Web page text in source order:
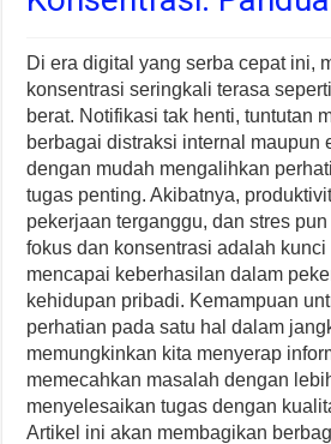
Di era digital yang serba cepat ini,
konsentrasi seringkali terasa
berat. Notifikasi tak henti, tuntutan
berbagai distraksi internal maupun
dengan mudah mengalihkan
tugas penting. Akibatnya,
pekerjaan terganggu, dan stres
fokus dan konsentrasi adalah kunci
mencapai keberhasilan dalam
kehidupan pribadi. Kemampuan
perhatian pada satu hal dalam
memungkinkan kita menyerap
memecahkan masalah dengan
menyelesaikan tugas dengan
Artikel ini akan membagikan